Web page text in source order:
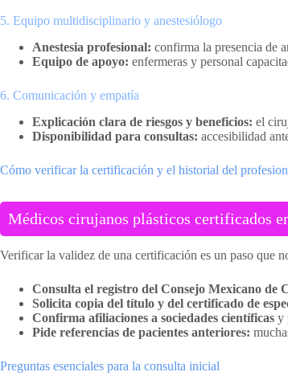
5. Equipo multidisciplinario y anestesiólogo
Anestesia profesional: confirma la presencia de
Equipo de apoyo: enfermeras y personal
6. Comunicación y empatía
Explicación clara de riesgos y beneficios: el
Disponibilidad para consultas: accesibilidad
Cómo verificar la certificación y el historial del
Médicos cirujanos plásticos certificados
Verificar la validez de una certificación es un paso que
Consulta el registro del Consejo Mexicano de
Solicita copia del título y del certificado de
Confirma afiliaciones a sociedades científicas y
Pide referencias de pacientes anteriores:
Preguntas esenciales para la consulta inicial